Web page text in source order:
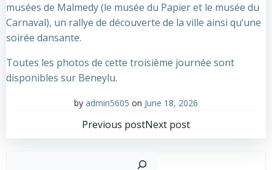
musées de Malmedy (le musée du Papier et le musée du
Carnaval), un rallye de découverte de la ville ainsi qu’une
soirée dansante.
Toutes les photos de cette troisième journée sont
disponibles sur Beneylu.
by admin5605 on June 18, 2026
Post
navigation
Previous postPost
navigation
Next post